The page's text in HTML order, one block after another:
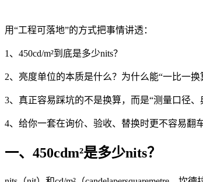
用“工程可落地”的方式把事情讲透：
1、450cd/m²到底是多少nits？
2、亮度单位的本质是什么？为什么能“一比一换
3、真正容易踩坑的不是换算，而是“测量口径
4、给你一套在询价、验收、替换时更不容易翻
一、450cdm²是多少nits？